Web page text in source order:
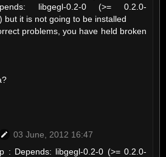
libgegl-0.2-0 (>= 0.2.0-
but it is not going to be installed
problems, you have held broken
03 June, 2012 16:47
: Depends: libgegl-0.2-0 (>= 0.2.0-